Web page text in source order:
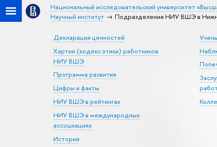
Национальный исследовательский университет
Научный институт
Подразделения НИУ ВШЭ в
Декларация ценностей
Хартия (кодекс этики) работников
НИУ ВШЭ
Программа развития
Цифры и факты
НИУ ВШЭ в рейтингах
НИУ ВШЭ в международных
ассоциациях
История